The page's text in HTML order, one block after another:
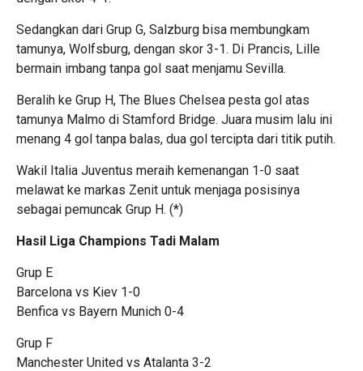
Sedangkan dari Grup G, Salzburg bisa membungkam
tamunya, Wolfsburg, dengan skor 3-1. Di Prancis, Lille
bermain imbang tanpa gol saat menjamu Sevilla.
Beralih ke Grup H, The Blues Chelsea pesta gol atas
tamunya Malmo di Stamford Bridge. Juara musim lalu ini
menang 4 gol tanpa balas, dua gol tercipta dari titik putih.
Wakil Italia Juventus meraih kemenangan 1-0 saat
melawat ke markas Zenit untuk menjaga posisinya
sebagai pemuncak Grup H. (*)
Hasil Liga Champions Tadi Malam
Grup E
Barcelona vs Kiev 1-0
Benfica vs Bayern Munich 0-4
Grup F
Manchester United vs Atalanta 3-2